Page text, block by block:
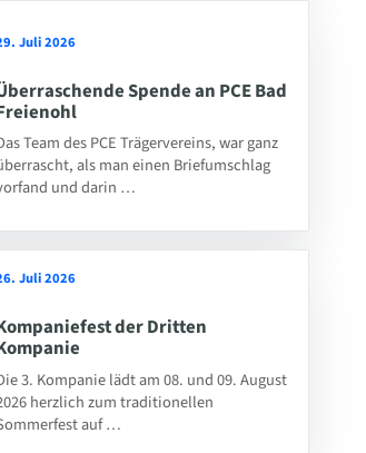
Juli 2026
Spende an PCE Bad
Team des PCE Trägervereins, war ganz
als man einen Briefumschlag
und darin …
Juli 2026
der Dritten
3. Kompanie lädt am 08. und 09. August
herzlich zum traditionellen
auf …